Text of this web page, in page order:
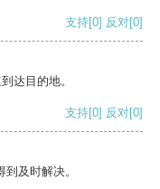
支持[0] 反对[0]
达目的地。
支持[0] 反对[0]
及时解决。